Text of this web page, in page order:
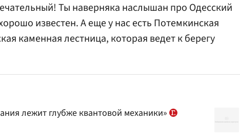
Ты наверняка наслышан про Одесский
известен. А еще у нас есть Потемкинская
каменная лестница, которая ведет к берегу
лежит глубже квантовой механики»